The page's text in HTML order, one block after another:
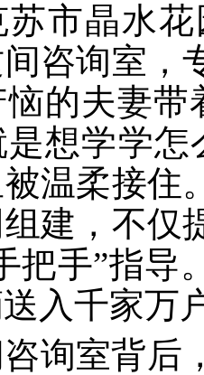
晶水花
咨询室，
的夫妻
是想学学
温柔接住
建，不仅
把手”指
入千家万
室背后，